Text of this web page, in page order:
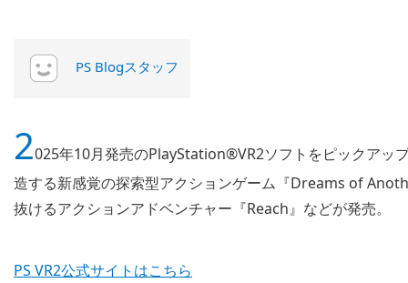
PS Blogスタッフ
2025年10月発売のPlayStation®VR2ソフトをピックアッ
造する新感覚の探索型アクションゲーム『Dreams of
抜けるアクションアドベンチャー『Reach』などが発売。
PS VR2公式サイトはこちら